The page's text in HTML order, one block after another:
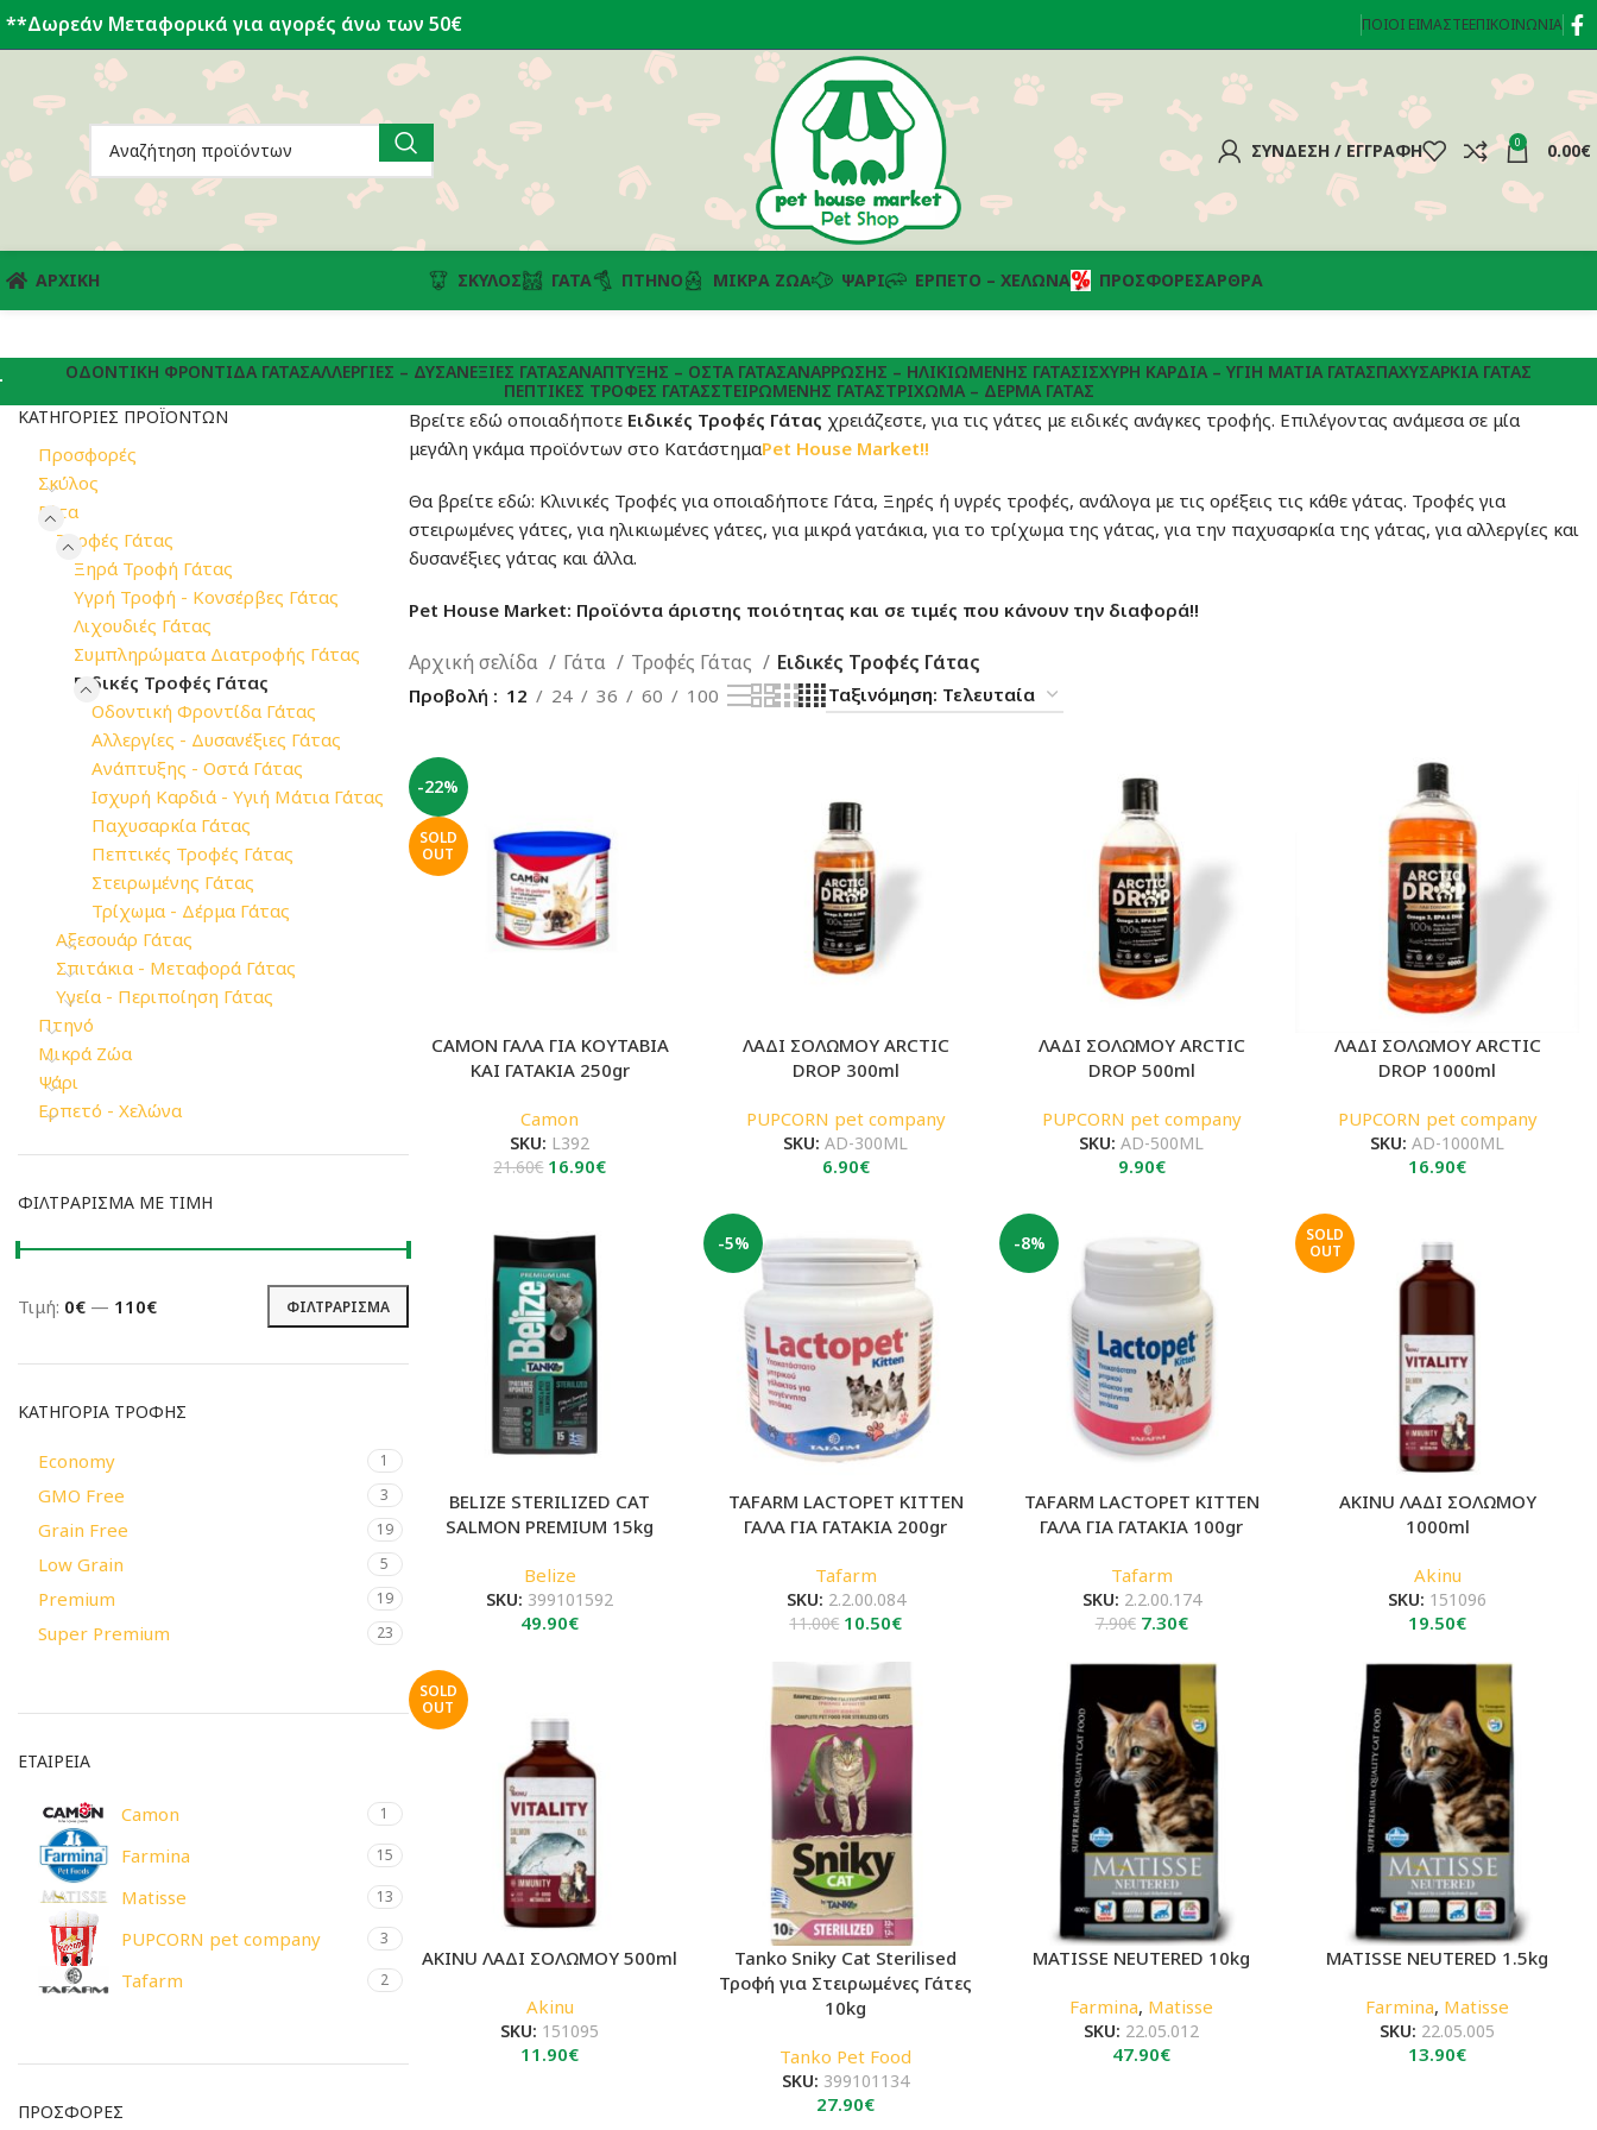
**Δωρεάν Μεταφορικά για αγορές άνω των 50€ ΠΟΙΟΊ ΕΊΜΑΣΤΕΕΠΙΚΟΙΝΩΝΊΑ
ΣΎΝΔΕΣΗ / ΕΓΓΡΑΦΉ 0 0.00€
ΑΡΧΙΚΗ ΣΚΎΛΟΣ ΓΆΤΑ ΠΤΗΝΌ ΜΙΚΡΆ ΖΏΑ ΨΆΡΙ ΕΡΠΕΤΌ – ΧΕΛΏΝΑ ΠΡΟΣΦΟΡΈΣΆΡΘΡΑ
ΟΔΟΝΤΙΚΉ ΦΡΟΝΤΊΔΑ ΓΆΤΑΣΑΛΛΕΡΓΊΕΣ – ΔΥΣΑΝΈΞΙΕΣ ΓΆΤΑΣΑΝΆΠΤΥΞΗΣ – ΟΣΤΆ ΓΆΤΑΣΑΝΆΡΡΩΣΗΣ – ΗΛΙΚΙΩΜΈΝΗΣ ΓΆΤΑΣΙΣΧΥΡΉ ΚΑΡΔΙΆ – ΥΓΙΉ ΜΆΤΙΑ ΓΆΤΑΣΠΑΧΥΣΑΡΚΊΑ ΓΆΤΑΣ
ΠΕΠΤΙΚΈΣ ΤΡΟΦΈΣ ΓΆΤΑΣΣΤΕΙΡΩΜΈΝΗΣ ΓΆΤΑΣΤΡΊΧΩΜΑ – ΔΈΡΜΑ ΓΆΤΑΣ
ΚΑΤΗΓΟΡΊΕΣ ΠΡΟΪΌΝΤΩΝ
Προσφορές
Σκύλος
Γάτα
Τροφές Γάτας
Ξηρά Τροφή Γάτας
Υγρή Τροφή - Κονσέρβες Γάτας
Λιχουδιές Γάτας
Συμπληρώματα Διατροφής Γάτας
Ειδικές Τροφές Γάτας
Οδοντική Φροντίδα Γάτας
Αλλεργίες - Δυσανέξιες Γάτας
Ανάπτυξης - Οστά Γάτας
Ισχυρή Καρδιά - Υγιή Μάτια Γάτας
Παχυσαρκία Γάτας
Πεπτικές Τροφές Γάτας
Στειρωμένης Γάτας
Τρίχωμα - Δέρμα Γάτας
Αξεσουάρ Γάτας
Σπιτάκια - Μεταφορά Γάτας
Υγεία - Περιποίηση Γάτας
Πτηνό
Μικρά Ζώα
Ψάρι
Ερπετό - Χελώνα
ΦΙΛΤΡΆΡΙΣΜΑ ΜΕ ΤΙΜΉ
Ελάχιστη
Μέγιστη
ΦΙΛΤΡΆΡΙΣΜΑ
Τιμή: 0€ — 110€
ΚΑΤΗΓΟΡΊΑ ΤΡΟΦΉΣ
Economy 1
GMO Free 3
Grain Free 19
Low Grain 5
Premium 19
Super Premium 23
ΕΤΑΙΡΕΙΑ
Camon 1
Farmina 15
Matisse 13
PUPCORN pet company 3
Tafarm 2
ΠΡΟΣΦΟΡΈΣ
Βρείτε εδώ οποιαδήποτε Ειδικές Τροφές Γάτας χρειάζεστε, για τις γάτες με ειδικές ανάγκες τροφής. Επιλέγοντας ανάμεσα σε μία
μεγάλη γκάμα προϊόντων στο ΚατάστημαPet House Market!!
Θα βρείτε εδώ: Κλινικές Τροφές για οποιαδήποτε Γάτα, Ξηρές ή υγρές τροφές, ανάλογα με τις ορέξεις τις κάθε γάτας. Τροφές για
στειρωμένες γάτες, για ηλικιωμένες γάτες, για μικρά γατάκια, για το τρίχωμα της γάτας, για την παχυσαρκία της γάτας, για αλλεργίες και
δυσανέξιες γάτας και άλλα.
Pet House Market: Προϊόντα άριστης ποιότητας και σε τιμές που κάνουν την διαφορά!!
Αρχική σελίδα Γάτα Τροφές Γάτας Ειδικές Τροφές Γάτας
Προβολή 12 24 36 60 100
-22%
SOLD
OUT
CAMON ΓΑΛΑ ΓΙΑ ΚΟΥΤΑΒΙΑ
ΚΑΙ ΓΑΤΑΚΙΑ 250gr
Camon
SKU: L392
21.60€ Original
21.60€.
16.90€Η
ΛΑΔΙ ΣΟΛΩΜΟΥ ARCTIC
DROP 300ml
PUPCORN pet company
SKU:AD-300ML
6.90€
ΛΑΔΙ ΣΟΛΩΜΟΥ ARCTIC
DROP 500ml
PUPCORN pet company
SKU:AD-500ML
9.90€
ΛΑΔΙ ΣΟΛΩΜΟΥ ARCTIC
DROP 1000ml
PUPCORN pet company
SKU:AD-1000ML
16.90€
BELIZE STERILIZED CAT
SALMON PREMIUM 15kg
Belize
SKU: 399101592
49.90€
-5%
TAFARM LACTOPET KITTEN
ΓΑΛΑ ΓΙΑ ΓΑΤΑΚΙΑ 200gr
Tafarm
SKU: 2.2.00.084
11.00€ Original
11.00€.
10.50€Η
είναι:
10.50€.
-8%
TAFARM LACTOPET KITTEN
ΓΑΛΑ ΓΙΑ ΓΑΤΑΚΙΑ 100gr
Tafarm
SKU: 2.2.00.174
7.90€ Original
was:
7.90€.
7.30€Η
τιμή
είναι:
7.30€.
SOLD
OUT
AKINU ΛΑΔΙ ΣΟΛΩΜΟΥ
1000ml
Akinu
SKU: 151096
19.50€
SOLD
OUT
AKINU ΛΑΔΙ ΣΟΛΩΜΟΥ 500ml
Akinu
SKU: 151095
11.90€
Tanko Sniky Cat Sterilised
Τροφή για Στειρωμένες Γάτες
10kg
Tanko Pet Food
SKU: 399101134
27.90€
MATISSE NEUTERED 10kg
Farmina, Matisse
SKU: 22.05.012
47.90€
MATISSE NEUTERED 1.5kg
Farmina, Matisse
SKU: 22.05.005
13.90€